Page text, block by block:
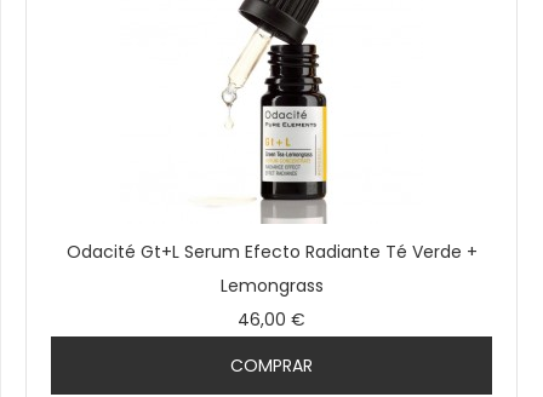
Odacité Gt+L Serum Efecto Radiante Té Verde +
Lemongrass
46,00 €
COMPRAR